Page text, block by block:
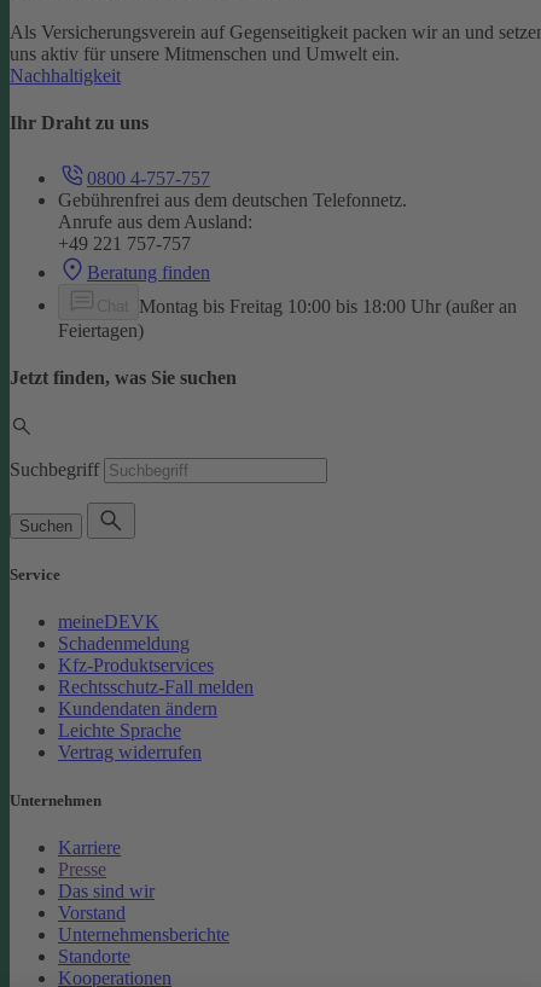
Als Versicherungsverein auf Gegenseitigkeit packen wir an und
uns aktiv für unsere Mitmenschen und Umwelt ein.
Nachhaltigkeit
Ihr Draht zu uns
0800 4-757-757
Gebührenfrei aus dem deutschen Telefonnetz.
Anrufe aus dem Ausland:
+49 221 757-757
Beratung finden
Montag bis Freitag 10:00 bis 18:00 Uhr (außer an
Feiertagen)
Jetzt finden, was Sie suchen
Suchbegriff
Suchen
Service
meineDEVK
Schadenmeldung
Kfz-Produktservices
Rechtsschutz-Fall melden
Kundendaten ändern
Leichte Sprache
Vertrag widerrufen
Unternehmen
Karriere
Presse
Das sind wir
Vorstand
Unternehmensberichte
Standorte
Kooperationen